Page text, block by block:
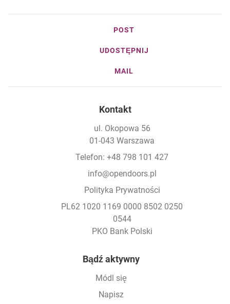
POST
UDOSTĘPNIJ
MAIL
Kontakt
ul. Okopowa 56
01-043 Warszawa
Telefon: +48 798 101 427
info@opendoors.pl
Polityka Prywatności
PL62 1020 1169 0000 8502 0250
0544
PKO Bank Polski
Bądź aktywny
Módl się
Napisz